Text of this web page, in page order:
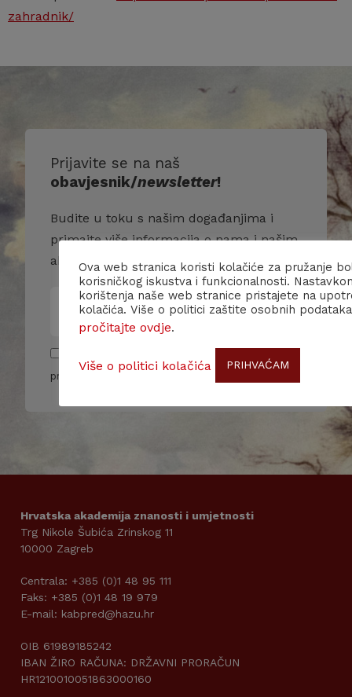
zahradnik/
Prijavite se na naš
obavjesnik/newsletter!
Budite u toku s našim događanjima i
primajte više informacija o nama i našim
aktivnostima.
privatnosti
Hrvatska akademija znanosti i umjetnosti
Trg Nikole Šubića Zrinskog 11
10000 Zagreb
Centrala: +385 (0)1 48 95 111
Faks: +385 (0)1 48 19 979
E-mail: kabpred@hazu.hr
OIB 61989185242
IBAN ŽIRO RAČUNA: DRŽAVNI PRORAČUN
HR1210010051863000160
Ova web stranica koristi kolačiće za pružanje
korisničkog iskustva i funkcionalnosti.
korištenja naše web stranice pristajete na
kolačića. Više o politici zaštite osobnih podataka
pročitajte ovdje.
Više o politici kolačića PRIHVAĆAM